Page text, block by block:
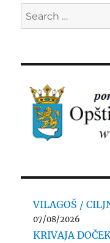
Search
for:
VILAGOŠ /
07/08/2026
KRIVAJA